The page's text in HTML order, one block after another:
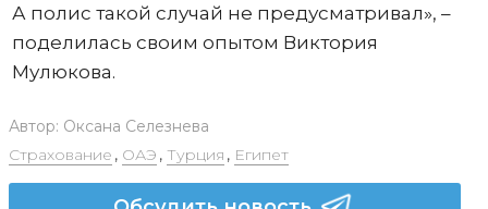
А полис такой случай не предусматривал», –
поделилась своим опытом Виктория
Мулюкова.
Автор: Оксана Селезнева
Страхование , ОАЭ , Турция , Египет